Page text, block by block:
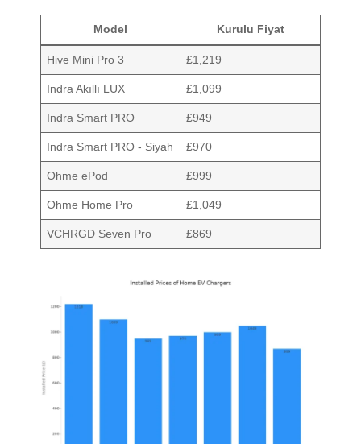
Model Kurulu Fiyat
Hive Mini Pro 3 £1,219
Indra Akıllı LUX £1,099
Indra Smart PRO £949
Indra Smart PRO - Siyah £970
Ohme ePod £999
Ohme Home Pro £1,049
VCHRGD Seven Pro £869